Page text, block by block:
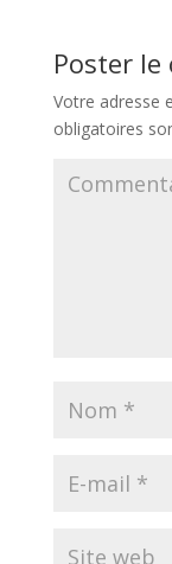
Poster
Votre adresse
obligatoires